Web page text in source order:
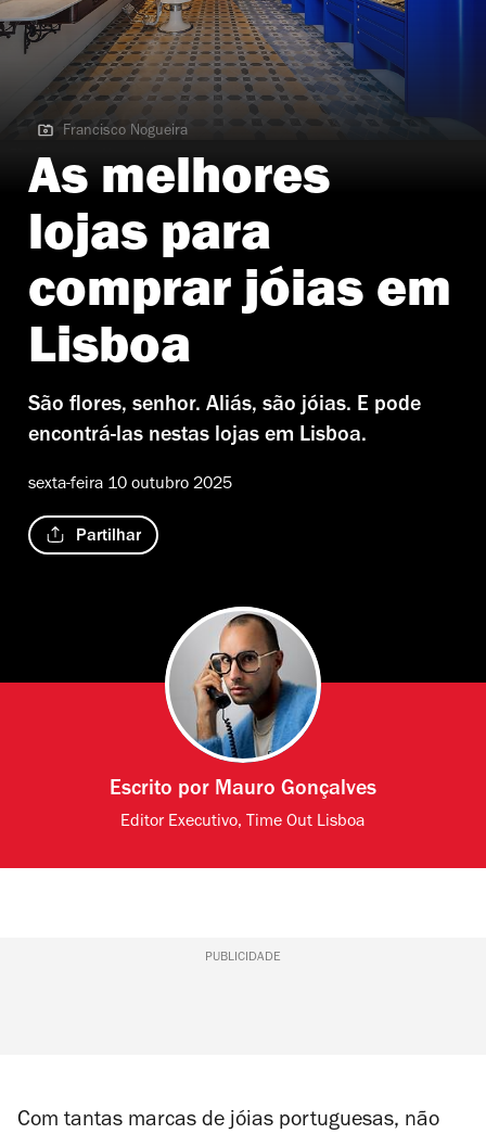
Francisco Nogueira
Francisco Nogueira
As melhores
lojas para
comprar jóias em
Lisboa
São flores, senhor. Aliás, são jóias. E pode
encontrá-las nestas lojas em Lisboa.
sexta-feira 10 outubro 2025
Partilhar
Escrito por Mauro Gonçalves
Editor Executivo, Time Out Lisboa
PUBLICIDADE
Com tantas marcas de jóias portuguesas, não